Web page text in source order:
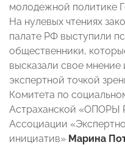
молодежной политике
На нулевых чтениях
палате РФ выступили
общественники,
высказали свое мнение
экспертной точкой
Комитета по
Астраханской «ОПОРЫ
Ассоциации
инициатив» Марина